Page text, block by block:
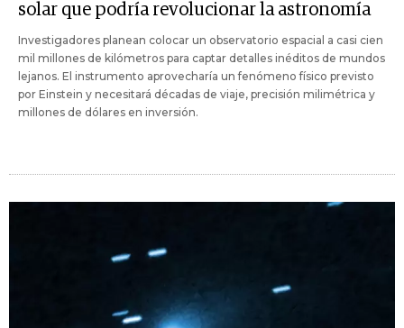
solar que podría revolucionar la astronomía
Investigadores planean colocar un observatorio espacial a casi cien
mil millones de kilómetros para captar detalles inéditos de mundos
lejanos. El instrumento aprovecharía un fenómeno físico previsto
por Einstein y necesitará décadas de viaje, precisión milimétrica y
millones de dólares en inversión.